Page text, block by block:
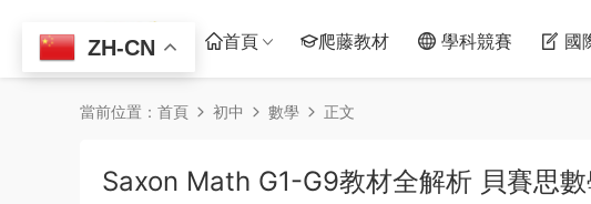
首頁 爬藤教材 學科競賽 國
當前位置： 首頁 初中 數學 正文
Saxon Math G1-G9教材全解析 貝賽思
ZH-CN